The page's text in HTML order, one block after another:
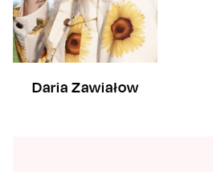
Daria Zawiałow